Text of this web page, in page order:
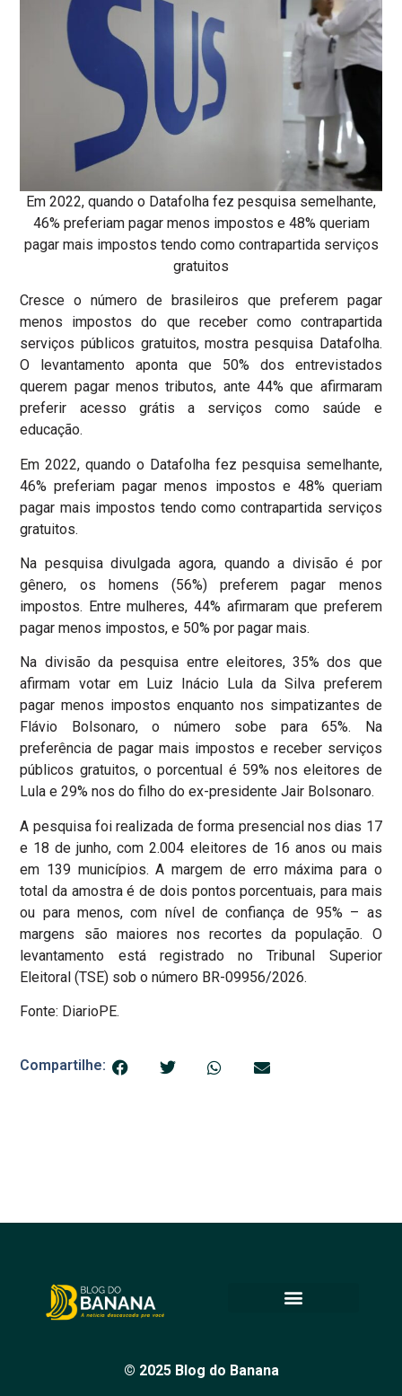
Em 2022, quando o Datafolha fez pesquisa semelhante,
46% preferiam pagar menos impostos e 48% queriam
pagar mais impostos tendo como contrapartida serviços
gratuitos
Cresce o número de brasileiros que preferem pagar
menos impostos do que receber como contrapartida
serviços públicos gratuitos, mostra pesquisa Datafolha.
O levantamento aponta que 50% dos entrevistados
querem pagar menos tributos, ante 44% que afirmaram
preferir acesso grátis a serviços como saúde e
educação.
Em 2022, quando o Datafolha fez pesquisa semelhante,
46% preferiam pagar menos impostos e 48% queriam
pagar mais impostos tendo como contrapartida serviços
gratuitos.
Na pesquisa divulgada agora, quando a divisão é por
gênero, os homens (56%) preferem pagar menos
impostos. Entre mulheres, 44% afirmaram que preferem
pagar menos impostos, e 50% por pagar mais.
Na divisão da pesquisa entre eleitores, 35% dos que
afirmam votar em Luiz Inácio Lula da Silva preferem
pagar menos impostos enquanto nos simpatizantes de
Flávio Bolsonaro, o número sobe para 65%. Na
preferência de pagar mais impostos e receber serviços
públicos gratuitos, o porcentual é 59% nos eleitores de
Lula e 29% nos do filho do ex-presidente Jair Bolsonaro.
A pesquisa foi realizada de forma presencial nos dias 17
e 18 de junho, com 2.004 eleitores de 16 anos ou mais
em 139 municípios. A margem de erro máxima para o
total da amostra é de dois pontos porcentuais, para mais
ou para menos, com nível de confiança de 95% – as
margens são maiores nos recortes da população. O
levantamento está registrado no Tribunal Superior
Eleitoral (TSE) sob o número BR-09956/2026.
Fonte: DiarioPE.
Compartilhe:
© 2025 Blog do Banana